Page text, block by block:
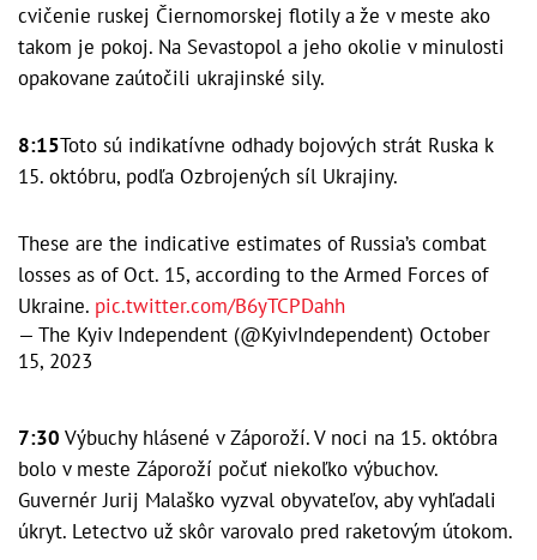
cvičenie ruskej Čiernomorskej flotily a že v meste ako
takom je pokoj. Na Sevastopol a jeho okolie v minulosti
opakovane zaútočili ukrajinské sily.
8:15Toto sú indikatívne odhady bojových strát Ruska k
15. októbru, podľa Ozbrojených síl Ukrajiny.
These are the indicative estimates of Russia’s combat
losses as of Oct. 15, according to the Armed Forces of
Ukraine. pic.twitter.com/B6yTCPDahh
— The Kyiv Independent (@KyivIndependent) October
15, 2023
7:30 Výbuchy hlásené v Záporoží. V noci na 15. októbra
bolo v meste Záporoží počuť niekoľko výbuchov.
Guvernér Jurij Malaško vyzval obyvateľov, aby vyhľadali
úkryt. Letectvo už skôr varovalo pred raketovým útokom.